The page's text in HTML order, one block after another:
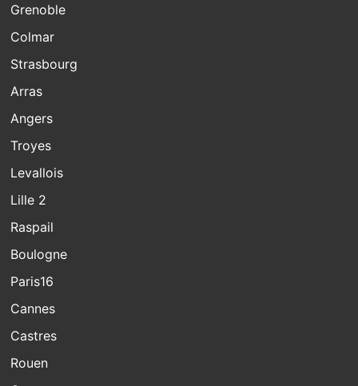
Grenoble
Colmar
Strasbourg
Arras
Angers
Troyes
Levallois
Lille 2
Raspail
Boulogne
Paris16
Cannes
Castres
Rouen